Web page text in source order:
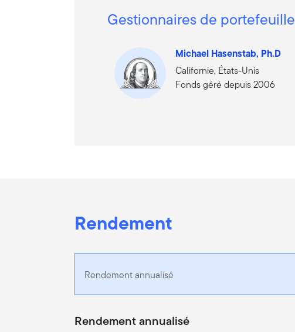
Gestionnaires de portefeuille
Michael Hasenstab, Ph.D
Californie, États-Unis
Fonds géré depuis 2006
Rendement
Rendement annualisé
Rendement annualisé